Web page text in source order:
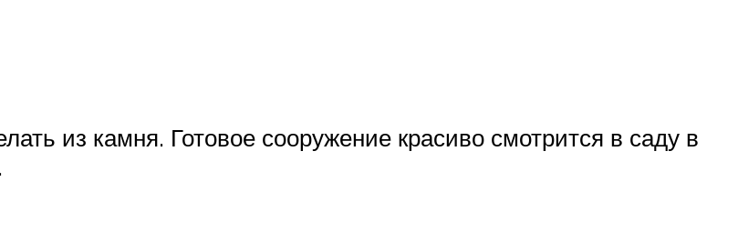
из камня. Готовое сооружение красиво смотрится в саду в